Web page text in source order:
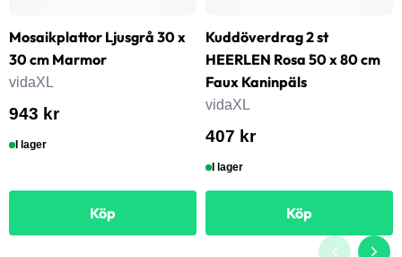
Mosaikplattor Ljusgrå 30 x
30 cm Marmor
vidaXL
943 kr
I lager
Köp
Kuddöverdrag 2 st
HEERLEN Rosa 50 x 80 cm
Faux Kaninpäls
vidaXL
407 kr
I lager
Köp